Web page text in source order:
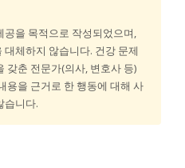
공을 목적으로 작성되었으며,
대체하지 않습니다. 건강 문제
갖춘 전문가(의사, 변호사 등)
용을 근거로 한 행동에 대해 사
습니다.